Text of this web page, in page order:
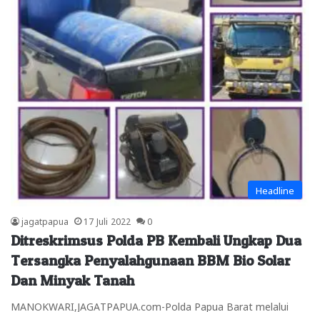
Headline
jagatpapua 17 Juli 2022 0
Ditreskrimsus Polda PB Kembali Ungkap Dua
Tersangka Penyalahgunaan BBM Bio Solar
Dan Minyak Tanah
MANOKWARI,JAGATPAPUA.com-Polda Papua Barat melalui